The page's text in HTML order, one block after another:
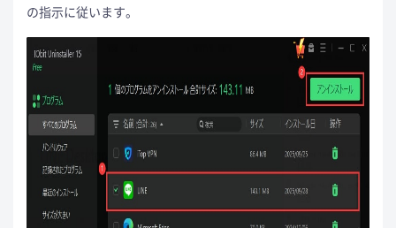
の指示に従います。